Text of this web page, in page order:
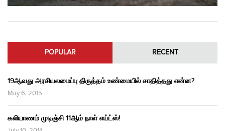
POPULAR RECENT
19ஆவது அரசியலமைப்பு திருத்தம் உண்மையில் சாதித்தது என்ன?
May 6, 2015
கலியாணம் முடிஞ்சி 11ஆம் நாள் எய்ட்ஸ்!